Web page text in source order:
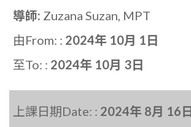
導師: Zuzana Suzan, MPT
由From: : 2024年 10月 1日
至To: : 2024年 10月 3日
上課日期Date: : 2024年 8月 16日